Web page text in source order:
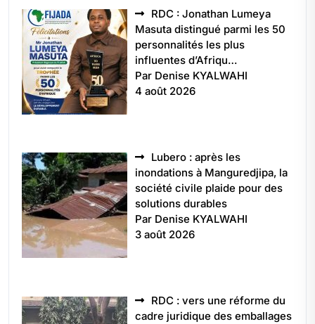
RDC : Jonathan Lumeya
Masuta distingué parmi les 50
personnalités les plus
influentes d’Afriqu…
Par Denise KYALWAHI
4 août 2026
Lubero : après les
inondations à Manguredjipa, la
société civile plaide pour des
solutions durables
Par Denise KYALWAHI
3 août 2026
RDC : vers une réforme du
cadre juridique des emballages